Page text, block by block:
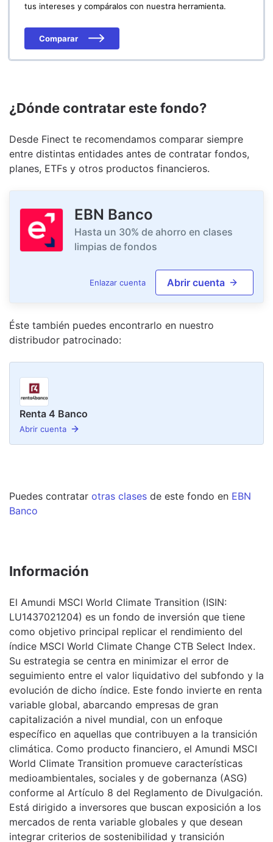
tus intereses y compáralos con nuestra herramienta.
Comparar
¿Dónde contratar este fondo?
Desde Finect te recomendamos comparar siempre
entre distintas entidades antes de contratar fondos,
planes, ETFs y otros productos financieros.
EBN Banco
Hasta un 30% de ahorro en clases
limpias de fondos
Enlazar cuenta Abrir cuenta
Éste también puedes encontrarlo en nuestro
distribudor patrocinado:
Renta 4 Banco
Abrir cuenta
Puedes contratar otras clases de este fondo en EBN
Banco
Información
El Amundi MSCI World Climate Transition (ISIN:
LU1437021204) es un fondo de inversión que tiene
como objetivo principal replicar el rendimiento del
índice MSCI World Climate Change CTB Select Index.
Su estrategia se centra en minimizar el error de
seguimiento entre el valor liquidativo del subfondo y la
evolución de dicho índice. Este fondo invierte en renta
variable global, abarcando empresas de gran
capitalización a nivel mundial, con un enfoque
específico en aquellas que contribuyen a la transición
climática. Como producto financiero, el Amundi MSCI
World Climate Transition promueve características
medioambientales, sociales y de gobernanza (ASG)
conforme al Artículo 8 del Reglamento de Divulgación.
Está dirigido a inversores que buscan exposición a los
mercados de renta variable globales y que desean
integrar criterios de sostenibilidad y transición